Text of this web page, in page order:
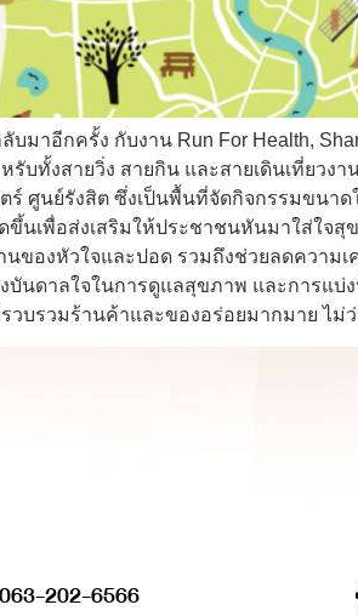
มาอีกครั้ง กับงาน Run For Health,
บทั้งสายวิ่ง สายกิน และสายเดินเที่ยวง
ศูนย์รังสิต ซึ่งเป็นพื้นที่จัดกิจกรรมขน
ดขึ้นเพื่อส่งเสริมให้ประชาชนหันมาใส่ใ
ของหัวใจและปอด รวมถึงช่วยลดความ
บันดาลใจในการดูแลสุขภาพ และการแ
บรวมร้านค้าและของอร่อยมากมาย ไม่
063-202-6566